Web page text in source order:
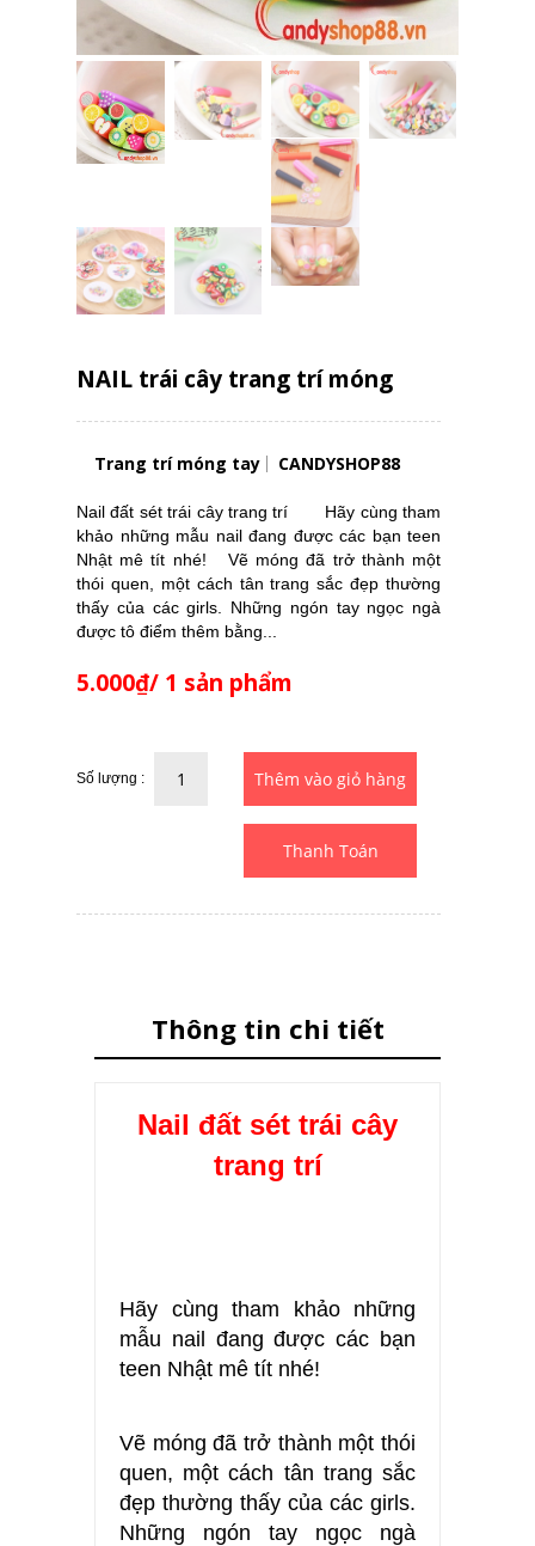
NAIL trái cây trang trí móng
Trang trí móng tay CANDYSHOP88
Nail đất sét trái cây trang trí Hãy cùng tham
khảo những mẫu nail đang được các bạn teen
Nhật mê tít nhé! Vẽ móng đã trở thành một
thói quen, một cách tân trang sắc đẹp thường
thấy của các girls. Những ngón tay ngọc ngà
được tô điểm thêm bằng...
5.000₫/ 1 sản phẩm
Số lượng :
Thanh Toán
Thông tin chi tiết
Nail đất sét trái cây
trang trí
Hãy cùng tham khảo những
mẫu nail đang được các bạn
teen Nhật mê tít nhé!
Vẽ móng đã trở thành một thói
quen, một cách tân trang sắc
đẹp thường thấy của các girls.
Những ngón tay ngọc ngà